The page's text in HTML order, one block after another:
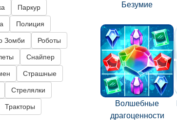
Безумие
Волшебные
драгоценности
Паркур
Полиция
Зомби Роботы
Снайпер
Страшные
Стрелялки
Тракторы